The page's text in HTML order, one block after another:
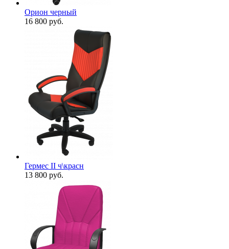
Орион черный
16 800 руб.
Гермес II ч\красн
13 800 руб.